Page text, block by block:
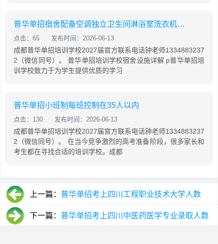
普华单招宿舍配备空调独立卫生间淋浴室洗衣机烘干机衣柜书桌
点击：65 发布时间：2026-06-13
成都普华单招培训学校2027届官方联系电话钟老师1334883237
2（微信同号）。 普华单招培训学校宿舍设施详解 p普华单招培
训学校致力于为学生提供优质的学习
普华单招小班制每班控制在35人以内
点击：130 发布时间：2026-06-13
成都普华单招培训学校2027届官方联系电话钟老师1334883237
2（微信同号）。 在当今竞争激烈的高考准备阶段，很多家长和
考生都在寻找合适的培训学校。成都
上一篇： 普华单招考上四川工程职业技术大学人数
下一篇： 普华单招考上四川中医药医学专业录取人数